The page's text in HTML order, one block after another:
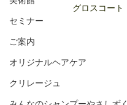
セミナー
ご案内
オリジナルヘアケア
クリレージュ
グロスコート